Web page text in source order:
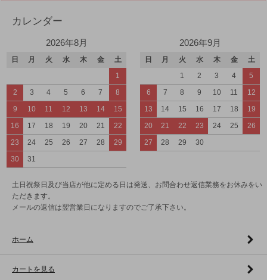
カレンダー
2026年8月
日 月 火 水 木 金
土
1
2
3 4 5 6 7
8
9
10 11 12 13 14
15
16
17 18 19 20 21
22
23
24 25 26 27 28
29
30
31
2026年9月
日 月 火 水 木 金
土
1
2 3 4
5
6
7 8 9 10 11
12
13
14 15 16 17 18
19
20
21 22 23 24 25
26
27
28 29 30
土日祝祭日及び当店が他に定める日は発送、お問合わせ返信業務をお休みをい
ただきます。
メールの返信は翌営業日になりますのでご了承下さい。
ホーム
カートを見る